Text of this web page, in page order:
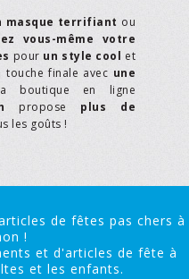
masque terrifiant ou
vous-même votre
pour un style cool et
touche finale avec une
boutique en ligne
propose plus de
les goûts !
de fêtes pas chers à
!
et d'articles de fête à
et les enfants.